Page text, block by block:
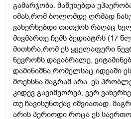
გამარჯობა. მაწუხებდა
იმას,რომ ბოლომდე ღრმად
ვახერხებდი თითქოს რაღაც
მივმართე ჩემს პედიატრს (17
მითხრა,რომ ეს ყველაფერი
ნევროზს დავაბრალე,
დამინიშნა,რომელსაც იდეაში
მოეხსნა,მაგრამ არა. ეს
კიდევ გავიმეორებ, ვერ
თუ ჩავისუნთქავ იშვიათად.
არის პერიოდი როცა ეს